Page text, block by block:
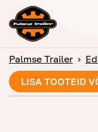
Palmse Trailer ›
LISA TOOTEID